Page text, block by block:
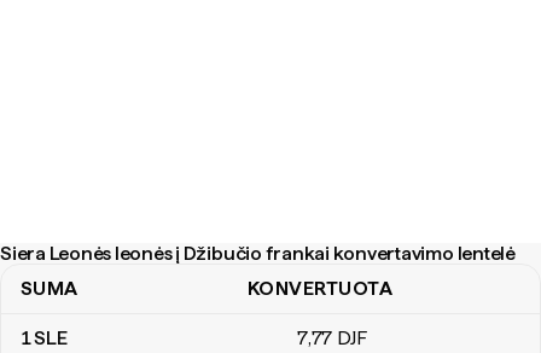
Siera Leonės leonės į Džibučio frankai konvertavimo lentelė
Siera Leonės leonės į Džibučio frankai konvertavimo lentelė
SUMA KONVERTUOTA
1SLE 7,77 DJF